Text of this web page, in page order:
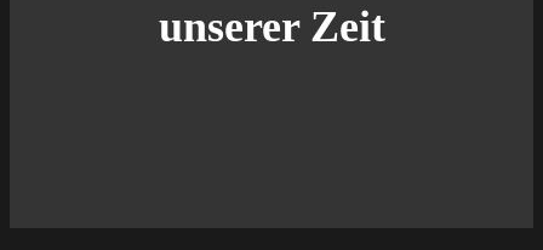
unserer Zeit